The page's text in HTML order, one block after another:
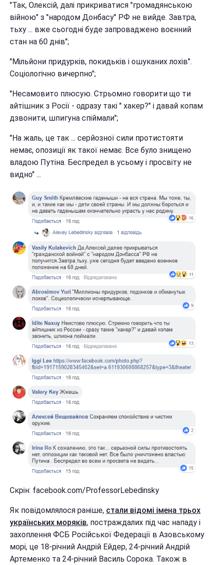
"Так, Олексій, далі прикриватися "громадянською
війною" з "народом Донбасу" РФ не вийде. Завтра,
тьху ... вже сьогодні буде запроваджено воєнний
стан на 60 днів";
"Мільйони придурків, покидьків і ошуканих лохів".
Соціологічно вичерпно";
"Несамовито плюсую. Стрьомно говорити що ти
айтішник з Росії - одразу такі " хакер?" і давай копам
дзвонити, шпигуна спіймали";
"На жаль, це так ... серйозної сили протистояти
немає, опозиції як такої немає. Все було знищено
владою Путіна. Беспредел в усьому і просвіту не
видно" ...
Скрін: facebook.com/ProfessorLebedinsky
Як повідомлялося раніше, стали відомі імена трьох
українських моряків, постраждалих під час нападу і
захоплення ФСБ Російської Федерації в Азовському
морі, це 18-річний Андрій Ейдер, 24-річний Андрій
Артеменко та 24-річний Василь Сорока. Також в